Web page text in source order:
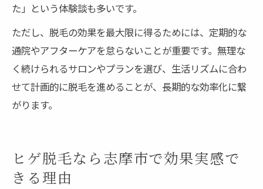
た」という体験談も多いです。
ただし、脱毛の効果を最大限に得るためには、定期的な
通院やアフターケアを怠らないことが重要です。無理な
く続けられるサロンやプランを選び、生活リズムに合わ
せて計画的に脱毛を進めることが、長期的な効率化に繋
がります。
ヒゲ脱毛なら志摩市で効果実感で
きる理由